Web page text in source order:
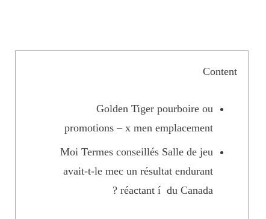
Content
Golden Tiger pourboire ou
promotions – x men emplacement
Moi Termes conseillés Salle de jeu
avait-t-le mec un résultat endurant
réactant í du Canada ?